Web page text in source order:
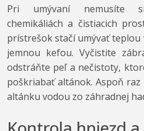
Pri umývaní nemusíte
chemikáliách a čistiacich
prístrešok stačí umývať teplou
jemnou kefou. Vyčistite
odstráňte peľ a nečistoty,
poškriabať altánok. Aspoň
altánku vodou zo záhradnej